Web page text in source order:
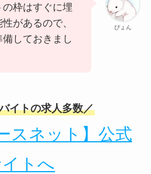
ぴょん
の枠はすぐに埋
があるので、
しておきまし
イトの求人多数／
ネット】公式
トへ